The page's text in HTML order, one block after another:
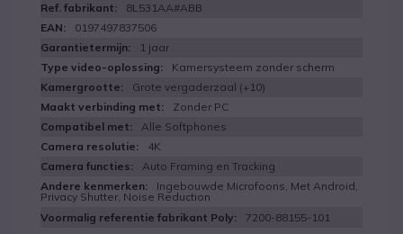
8L531AA#ABB
0197497837506
1 jaar
Kamersysteem zonder scherm
Grote vergaderzaal (+10)
Zonder PC
Alle Softphones
4K
Auto Framing en Tracking
Ingebouwde Microfoons, Met Android,
Privacy Shutter, Noise Reduction
7200-88155-101